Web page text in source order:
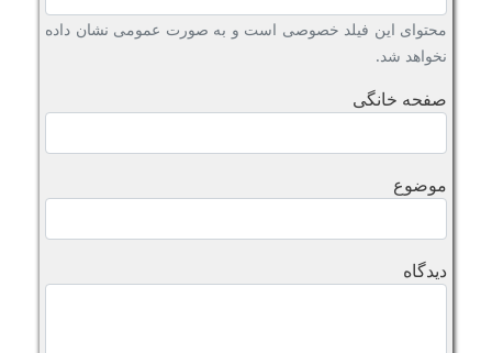
محتوای این فیلد خصوصی است و به صورت عمومی نشان داده
نخواهد شد.
صفحه خانگی
موضوع
دیدگاه